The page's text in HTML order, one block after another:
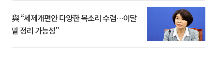
與 “세제개편안 다양한 목소리 수렴…이달
말 정리 가능성”